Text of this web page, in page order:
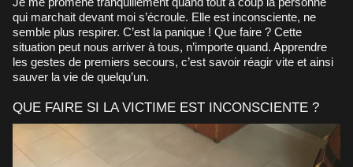
qui marchait devant moi s’écroule. Elle est inconsciente, ne
semble plus respirer. C’est la panique ! Que faire ? Cette
situation peut nous arriver à tous, n’importe quand. Apprendre
les gestes de premiers secours, c’est savoir réagir vite et ainsi
sauver la vie de quelqu’un.
QUE FAIRE SI LA VICTIME EST INCONSCIENTE ?